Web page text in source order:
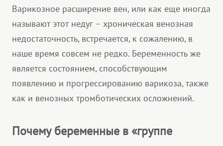
Варикозное расширение вен, или как еще иногда
называют этот недуг – хроническая венозная
недостаточность, встречается, к сожалению, в
наше время совсем не редко. Беременность же
является состоянием, способствующим
появлению и прогрессированию варикоза, также
как и венозных тромботических осложнений.
Почему беременные в «группе